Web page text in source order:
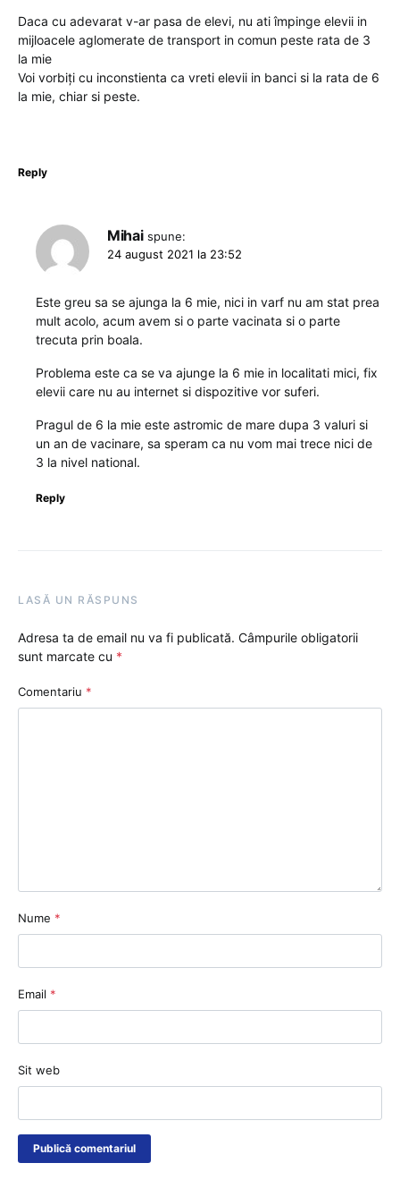
Daca cu adevarat v-ar pasa de elevi, nu ati împinge elevii in
mijloacele aglomerate de transport in comun peste rata de 3
la mie
Voi vorbiți cu inconstienta ca vreti elevii in banci si la rata de 6
la mie, chiar si peste.
Reply
Mihai spune:
24 august 2021 la 23:52
Este greu sa se ajunga la 6 mie, nici in varf nu am stat prea
mult acolo, acum avem si o parte vacinata si o parte
trecuta prin boala.
Problema este ca se va ajunge la 6 mie in localitati mici, fix
elevii care nu au internet si dispozitive vor suferi.
Pragul de 6 la mie este astromic de mare dupa 3 valuri si
un an de vacinare, sa speram ca nu vom mai trece nici de
3 la nivel national.
Reply
LASĂ UN RĂSPUNS
Adresa ta de email nu va fi publicată. Câmpurile obligatorii
sunt marcate cu *
Comentariu *
Nume *
Email *
Sit web